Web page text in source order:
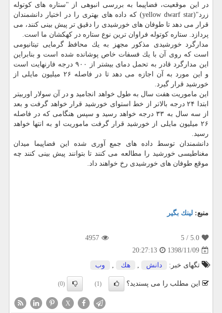
در این موقعیت، فضاپیما به بررسی انبوهی از "ستاره های كوتوله
زرد"(yellow dwarf star) كه داده های بهتری را در اختیار دانشمندان
قرار می دهد تا طوفان های خورشیدی را دقیق تر پیش بینی كنند، می
پردازد. ستاره كوتوله فراوان ترین نوع ستاره در كهكشان ما است.
مدارگرد خورشیدی مذكور مجهز به یك محافظ گرمایی تیتانیومی
است كه روی آن با یك فسفات خاص پوشانده شده است و بنابراین
این مدارگرد قادر به تحمل دمای بیشتر از ۹۰۰ درجه فارنهایت است
و این مورد به آن اجازه می دهد تا در فاصله ۲۶ میلیون مایلی از
خورشید قرار گیرد.
این ماموریت هفت سال به طول خواهد انجامید و در آن سولار اوربیتر
ابتدا ۲۴ درجه بالاتر از خط استوای خورشید قرار خواهد گرفت و بعد
از سه سال به ۳۳ درجه خواهد رسید و سپس هنگامی كه در فاصله
۲۶ میلیون مایلی از خورشید قرار گرفت ماموریت او به انتها خواهد
رسید.
دانشمندان توسط داده های جمع آوری شده این فضاپیما میدان
مغناطیسی خورشید را مطالعه می كنند تا بتوانند پیش بینی كنند چه
موقع طوفان های خورشیدی رخ خواهند داد.
منبع: لینك بگیر
5.0
/ 5
4957
1398/11/09
20:27:13
تگهای خبر:
دانش , هك , وب
این مطلب را می پسندید؟ (1)
(0)
X